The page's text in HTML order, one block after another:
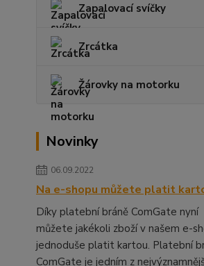
Zapalovací svíčky
Zrcátka
Žárovky na motorku
Novinky
06.09.2022
Na e-shopu můžete platit
Díky platební bráně ComGate nyní
můžete jakékoli zboží v našem e-
jednoduše platit kartou. Platební
ComGate je jedním z